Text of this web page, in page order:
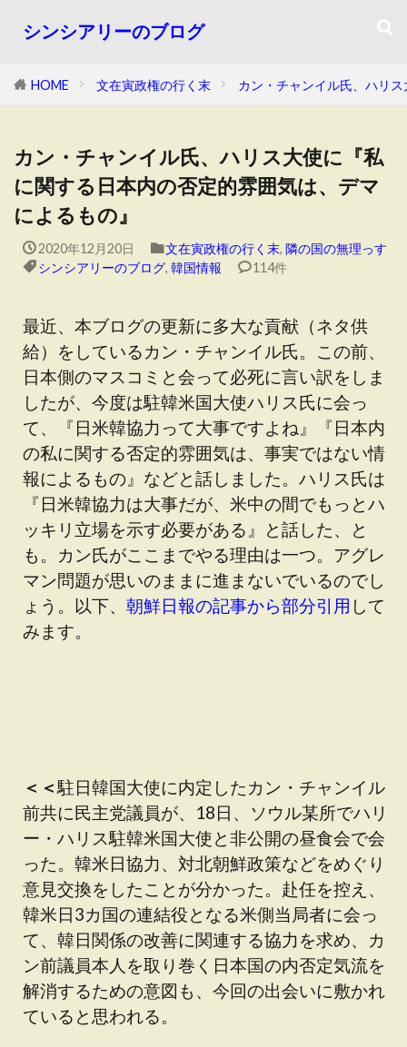
シンシアリーのブログ
HOME 文在寅政権の行く末 カン・チャンイル氏、ハリ
カン・チャンイル氏、ハリス大使に『私
に関する日本内の否定的雰囲気は、デマ
によるもの』
2020年12月20日 文在寅政権の行く末, 隣の国の無理っす
シンシアリーのブログ, 韓国情報 114件
最近、本ブログの更新に多大な貢献（ネタ供
給）をしているカン・チャンイル氏。この前、
日本側のマスコミと会って必死に言い訳をしま
したが、今度は駐韓米国大使ハリス氏に会っ
て、『日米韓協力って大事ですよね』『日本内
の私に関する否定的雰囲気は、事実ではない情
報によるもの』などと話しました。ハリス氏は
『日米韓協力は大事だが、米中の間でもっとハ
ッキリ立場を示す必要がある』と話した、と
も。カン氏がここまでやる理由は一つ。アグレ
マン問題が思いのままに進まないでいるのでし
ょう。以下、 朝鮮日報の記事から部分引用 して
みます。
＜＜駐日韓国大使に内定したカン・チャンイル
前共に民主党議員が、18日、ソウル某所でハリ
ー・ハリス駐韓米国大使と非公開の昼食会で会
った。韓米日協力、対北朝鮮政策などをめぐり
意見交換をしたことが分かった。赴任を控え、
韓米日3カ国の連結役となる米側当局者に会っ
て、韓日関係の改善に関連する協力を求め、カ
ン前議員本人を取り巻く日本国の内否定気流を
解消するための意図も、今回の出会いに敷かれ
ていると思われる。